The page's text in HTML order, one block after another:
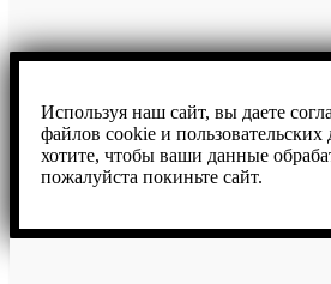
Используя наш сайт, вы даете
файлов cookie и
хотите, чтобы ваши данные
пожалуйста покиньте сайт.